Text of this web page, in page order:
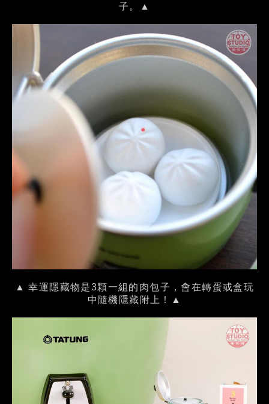
子。▲
▲ 幸運隱藏物是3顆一組的肉包子，會在轉蛋或盒玩
中隨機隱藏附上！▲